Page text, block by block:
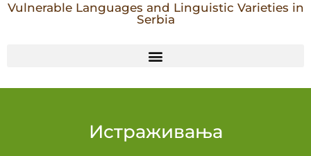
Vulnerable Languages and Linguistic Varieties in
Serbia
Истраживања